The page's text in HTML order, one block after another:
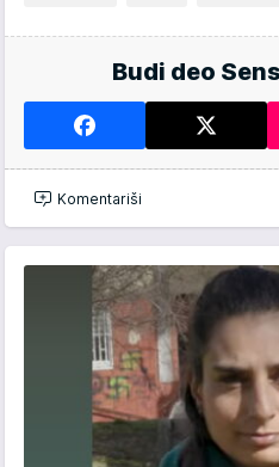
Budi deo
Komentariši